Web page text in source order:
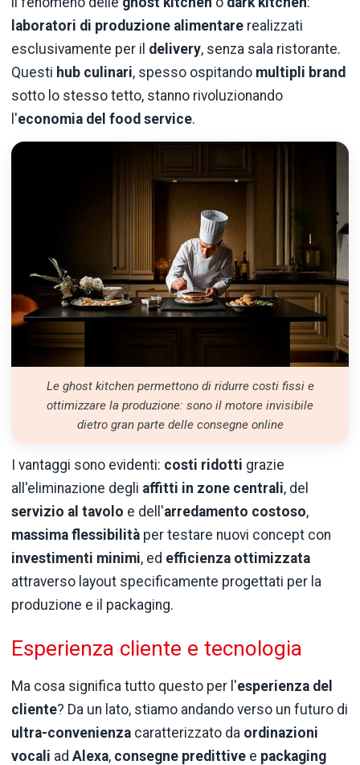
laboratori di produzione alimentare realizzati
esclusivamente per il delivery, senza sala ristorante.
Questi hub culinari, spesso ospitando multipli brand
sotto lo stesso tetto, stanno rivoluzionando
l'economia del food service.
Le ghost kitchen permettono di ridurre costi fissi e
ottimizzare la produzione: sono il motore invisibile
dietro gran parte delle consegne online
I vantaggi sono evidenti: costi ridotti grazie
all'eliminazione degli affitti in zone centrali, del
servizio al tavolo e dell'arredamento costoso,
massima flessibilità per testare nuovi concept con
investimenti minimi, ed efficienza ottimizzata
attraverso layout specificamente progettati per la
produzione e il packaging.
Esperienza cliente e tecnologia
Ma cosa significa tutto questo per l'esperienza del
cliente? Da un lato, stiamo andando verso un futuro di
ultra-convenienza caratterizzato da ordinazioni
vocali ad Alexa, consegne predittive e packaging